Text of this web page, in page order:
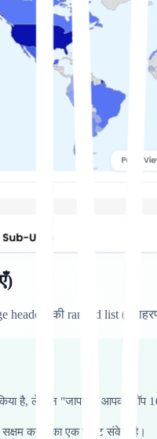
की ranked list
है, लेकिन "जापानी" आपकी टॉप
सक्षम करने का एक स्पष्ट संकेत है।